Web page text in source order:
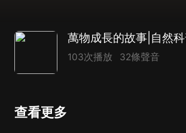
103次播放 32條聲音
查看更多